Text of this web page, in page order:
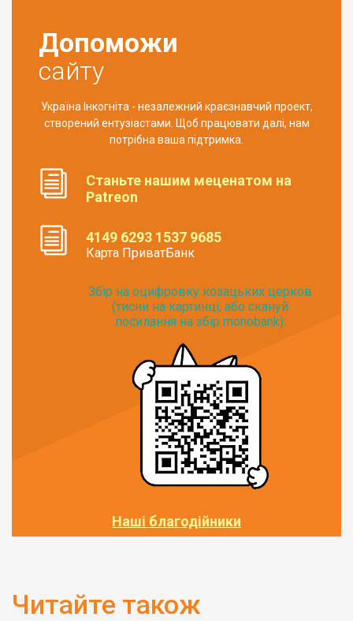
Допоможи
сайту
Україна Інкогніта - незалежний краєзнавчий проект,
створений ентузіастами. Щоб працювати далі, нам
потрібна ваша підтримка.
Станьте нашим меценатом на
Patreon
4149 6293 1537 9685
Карта ПриватБанк
Збір на оцифровку козацьких церков
(тисни на картинці, або скануй
посилання на збір monobank):
Наші благодійники
Читайте також